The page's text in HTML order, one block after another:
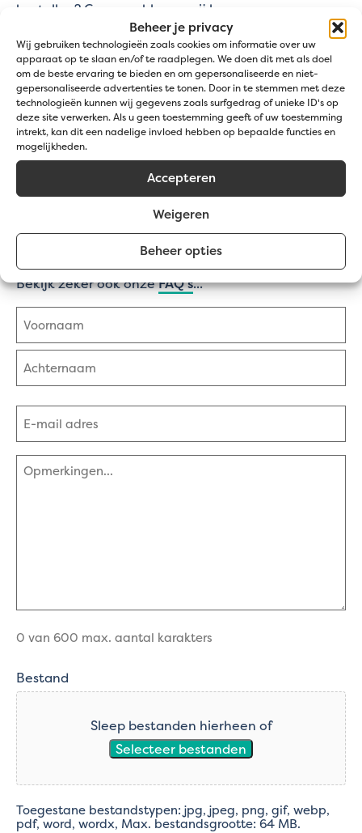
Beheer je privacy
Wij gebruiken technologieën zoals cookies om informatie over uw
apparaat op te slaan en/of te raadplegen. We doen dit met als doel
om de beste ervaring te bieden en om gepersonaliseerde en niet-
gepersonaliseerde advertenties te tonen. Door in te stemmen met deze
technologieën kunnen wij gegevens zoals surfgedrag of unieke ID's op
deze site verwerken. Als u geen toestemming geeft of uw toestemming
intrekt, kan dit een nadelige invloed hebben op bepaalde functies en
mogelijkheden.
Accepteren
Weigeren
Beheer opties
bestellen? Geen probleem, wij leveren ze samen
met de steenkorf voor een complete oplossing.
Heb je hulp nodig bij het kiezen van de juiste
ECCOfence KIT? Ons team van experts staat voor je
klaar om je te adviseren en te begeleiden bij elke
stap van je project. Neem contact met ons op voor
eventuelevragenof een vrijblijvende prijsaanvraag,
en we antwoorden binnen 24 uur (op werkdagen).
Aanvraag
IK WIL EEN PRIJS OP MAAT
Bekijk zeker ook onzeFAQ's...
Naam
(Vereist)
Voornaam
E-
mailadres
(Vereist)
Opmerkingen
(Vereist)
0 van 600 max. aantal karakters
Bestand
Sleep bestanden hierheen of
Selecteer bestanden
Toegestane bestandstypen: jpg, jpeg, png, gif, webp,
pdf, word, wordx, Max. bestandsgrootte: 64 MB.